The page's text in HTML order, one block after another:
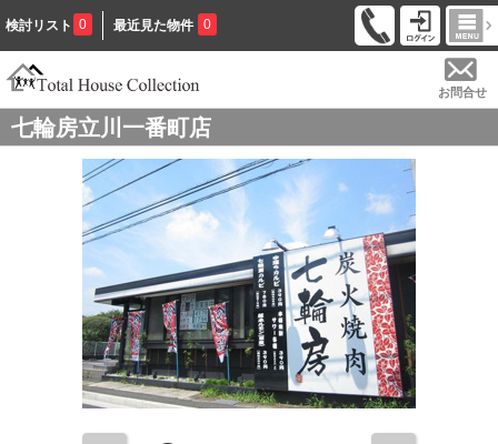
検討リスト 0 最近見た物件 0
お問合せ
七輪房立川一番町店